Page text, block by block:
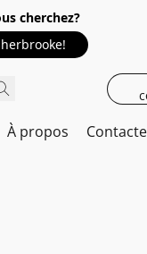
cherchez?
À propos